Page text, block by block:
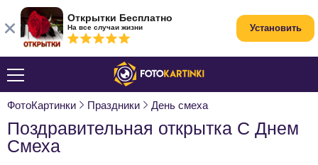
ФотоКартинки Праздники День смеха
Поздравительная открытка С Днем
Смеха
Открытки Бесплатно
На все случаи жизни Установить